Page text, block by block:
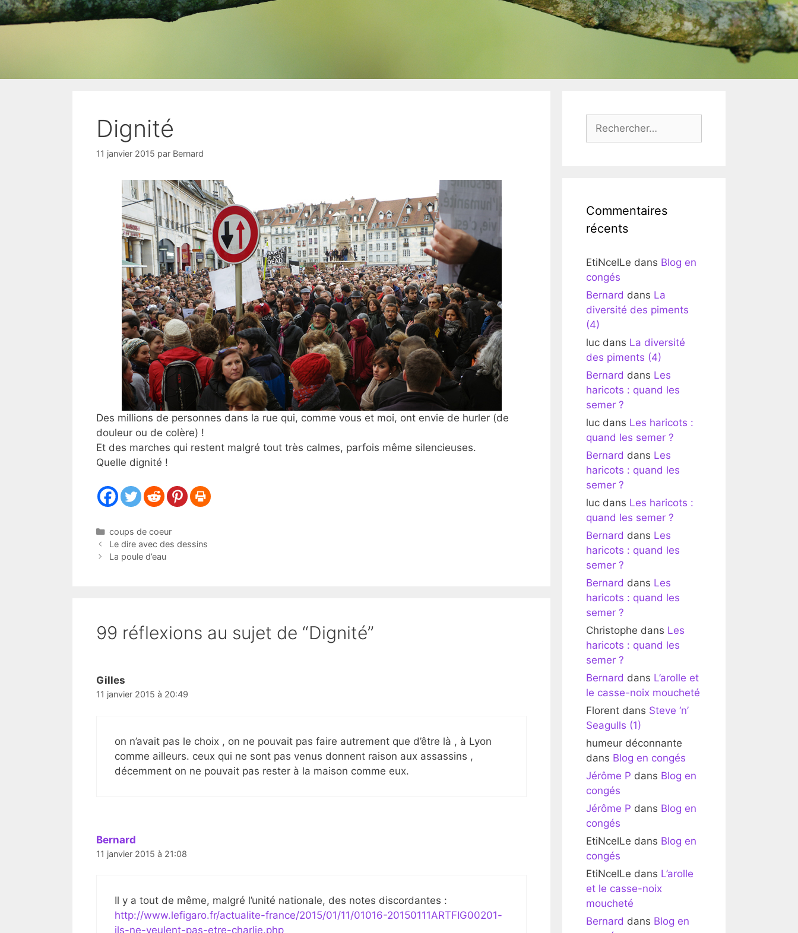
Dignité
11 janvier 2015 par Bernard
Des millions de personnes dans la rue qui, comme vous et moi, ont envie de hurler (de
douleur ou de colère) !
Et des marches qui restent malgré tout très calmes, parfois même silencieuses.
Quelle dignité !
Catégories
coups de coeur
Le dire avec des dessins
La poule d’eau
99 réflexions au sujet de “Dignité”
Gilles
11 janvier 2015 à 20:49
on n’avait pas le choix , on ne pouvait pas faire autrement que d’être là , à Lyon
comme ailleurs. ceux qui ne sont pas venus donnent raison aux assassins ,
décemment on ne pouvait pas rester à la maison comme eux.
Bernard
11 janvier 2015 à 21:08
Il y a tout de même, malgré l’unité nationale, des notes discordantes :
http://www.lefigaro.fr/actualite-france/2015/01/11/01016-20150111ARTFIG00201-
ils-ne-veulent-pas-etre-charlie.php
Commentaires
récents
EtiNcelLe dans Blog en
congés
Bernard dans La
diversité des piments
(4)
luc dans La diversité
des piments (4)
Bernard dans Les
haricots : quand les
semer ?
luc dans Les haricots :
quand les semer ?
Bernard dans Les
haricots : quand les
semer ?
luc dans Les haricots :
quand les semer ?
Bernard dans Les
haricots : quand les
semer ?
Bernard dans Les
haricots : quand les
semer ?
Christophe dans Les
haricots : quand les
semer ?
Bernard dans L’arolle et
le casse-noix moucheté
Florent dans Steve ‘n’
Seagulls (1)
humeur déconnante
dans Blog en congés
Jérôme P dans Blog en
congés
Jérôme P dans Blog en
congés
EtiNcelLe dans Blog en
congés
EtiNcelLe dans L’arolle
et le casse-noix
moucheté
Bernard dans Blog en